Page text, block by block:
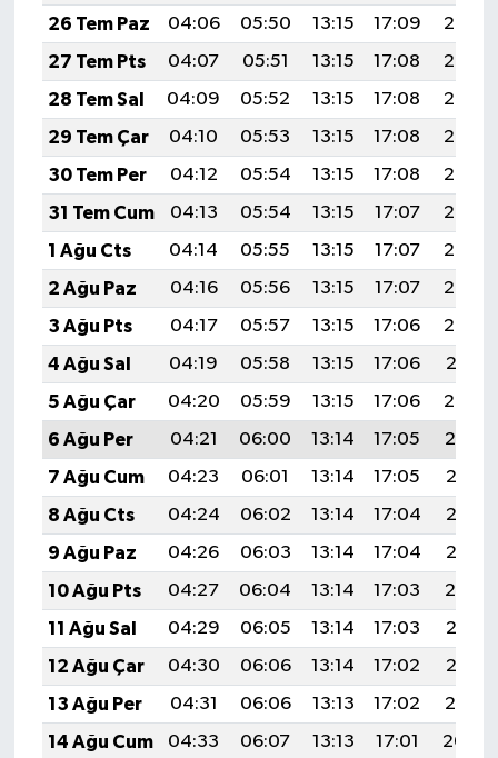
26 Tem Paz
04:06 05:50 13:15 17:09
20:30
27 Tem Pts
04:07 05:51 13:15 17:08
20:29
28 Tem Sal
04:09 05:52 13:15 17:08
20:28
29 Tem Çar
04:10 05:53 13:15 17:08
20:27
30 Tem Per
04:12 05:54 13:15 17:08
20:26
31 Tem Cum
04:13 05:54 13:15 17:07
20:25
1 Ağu Cts
04:14 05:55 13:15 17:07
20:24
2 Ağu Paz
04:16 05:56 13:15 17:07
20:23
3 Ağu Pts
04:17 05:57 13:15 17:06
20:22
4 Ağu Sal
04:19 05:58 13:15 17:06
20:21
5 Ağu Çar
04:20 05:59 13:15 17:06
20:20
6 Ağu Per
04:21 06:00 13:14 17:05
20:19
7 Ağu Cum
04:23 06:01 13:14 17:05
20:18
8 Ağu Cts
04:24 06:02 13:14 17:04
20:17
9 Ağu Paz
04:26 06:03 13:14 17:04
20:15
10 Ağu Pts
04:27 06:04 13:14 17:03
20:14
11 Ağu Sal
04:29 06:05 13:14 17:03
20:13
12 Ağu Çar
04:30 06:06 13:14 17:02
20:12
13 Ağu Per
04:31 06:06 13:13 17:02
20:10
14 Ağu Cum
04:33 06:07 13:13 17:01
20:09